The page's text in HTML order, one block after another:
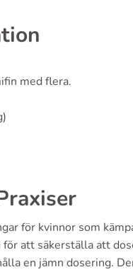
med flera.
för kvinnor som
att säkerställa att
en jämn dosering.